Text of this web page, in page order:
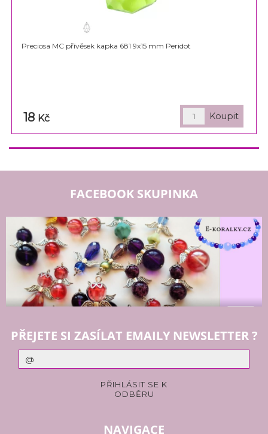
Preciosa MC přívěsek kapka 681 9x15 mm Peridot
18 Kč
FACEBOOK SKUPINKA
PŘEJETE SI ZASÍLAT EMAILY NEWSLETTER ?
NAVIGACE